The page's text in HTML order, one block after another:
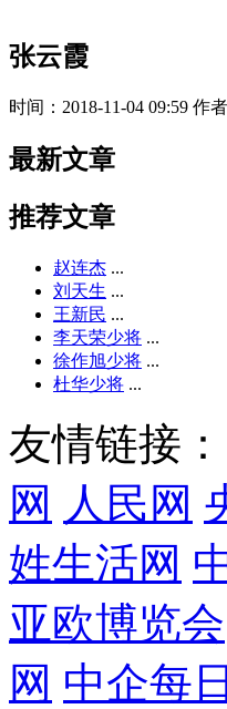
张云霞
时间：2018-11-04 09:59 作
最新文章
推荐文章
赵连杰 ...
刘天生 ...
王新民 ...
李天荣少将 ...
徐作旭少将 ...
杜华少将 ...
友情链接：
网 人民网
姓生活网
亚欧博览会
网 中企每